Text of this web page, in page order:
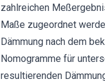
zahlreichen
Maße zugeordnet
Dämmung nach dem
Nomogramme für
resultierenden